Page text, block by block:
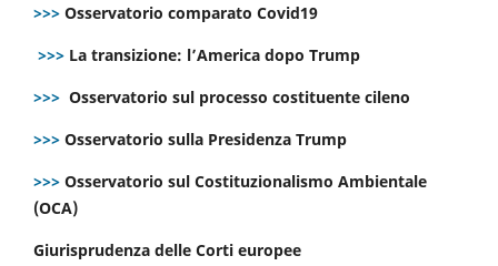
>>> Osservatorio comparato Covid19
>>> La transizione: l’America dopo Trump
>>> Osservatorio sul processo costituente cileno
>>> Osservatorio sulla Presidenza Trump
>>> Osservatorio sul Costituzionalismo Ambientale
(OCA)
Giurisprudenza delle Corti europee